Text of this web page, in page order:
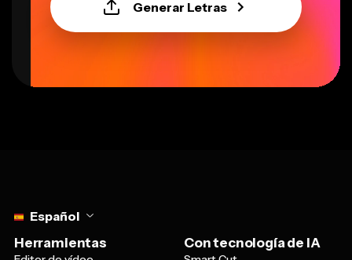
Generar Letras
Español
Herramientas
Con tecnología de IA